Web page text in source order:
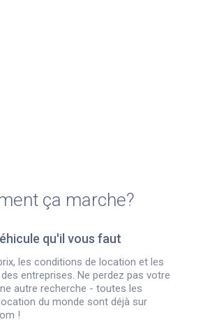
ça marche?
qu'il vous faut
les conditions de location et les
entreprises. Ne perdez pas votre
autre recherche - toutes les
du monde sont déjà sur
!